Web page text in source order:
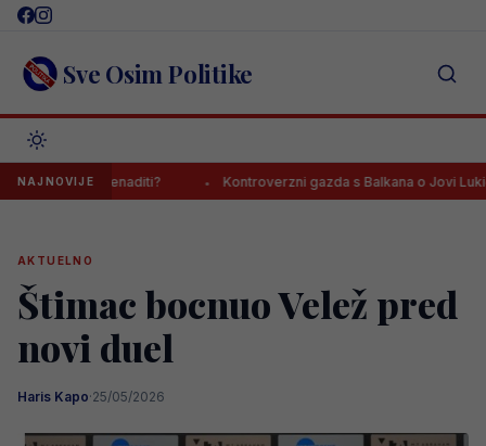
Skip
content Sve Osim Politike
NAJNOVIJE
iznenaditi? Kontroverzni gazda s Balkana o Jovi Lukiću:
AKTUELNO
Štimac bocnuo Velež pred
novi duel
Haris Kapo·25/05/2026